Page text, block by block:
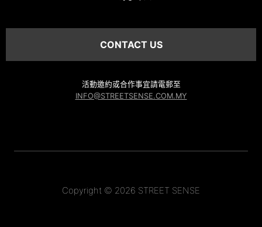
CONTACT US
活動邀約或合作事宜請電郵至
INFO@STREETSENSE.COM.MY
Copyright © 2026 STREET SENSE